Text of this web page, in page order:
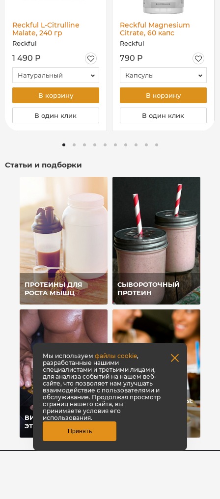
Reckful L-Citrulline
Malate, 240 гр
Reckful
1 490 Р
Натуральный
В корзину
В один клик
Reckful Magnesium
Citrate, 60 капс
Reckful
790 Р
Капсулы
В корзину
В один клик
Статьи и подборки
ПРОТЕИНЫ ДЛЯ
РОСТА МЫШЦ
СЫВОРОТОЧНЫЙ
ПРОТЕИН
ВИТАМИНЫ: ЧТО
ЭТО?
УГЛЕВОДЫ-УБИЙЦЫ:
ПОЧЕМУ МЫ
Мы используемфайлы cookie,
разработанные нашими
специалистами и третьими лицами,
для анализа событий на нашем веб-
сайте, что позволяет нам улучшать
взаимодействие с пользователями и
обслуживание. Продолжая просмотр
страниц нашего сайта, вы
принимаете условия его
использования.
Принять